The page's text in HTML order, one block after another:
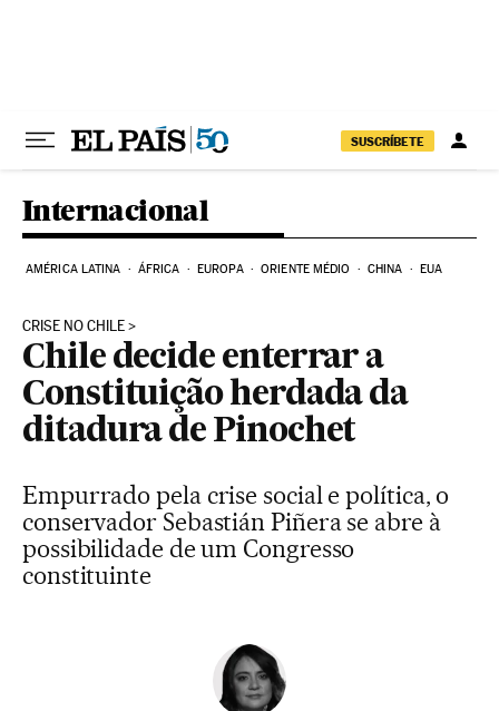
SUSCRÍBETE
Internacional
AMÉRICA LATINA ÁFRICA EUROPA ORIENTE MÉDIO CHINA EUA
CRISE NO CHILE
Chile decide enterrar a
Constituição herdada da
ditadura de Pinochet
Empurrado pela crise social e política, o
conservador Sebastián Piñera se abre à
possibilidade de um Congresso
constituinte